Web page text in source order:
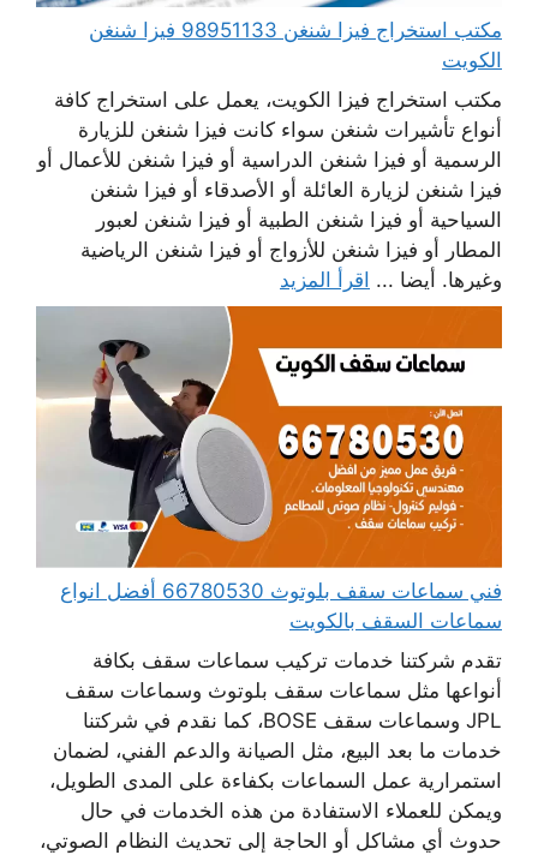
مكتب استخراج فيزا شنغن 98951133 فيزا شنغن
الكويت
مكتب استخراج فيزا الكويت، يعمل على استخراج كافة
أنواع تأشيرات شنغن سواء كانت فيزا شنغن للزيارة
الرسمية أو فيزا شنغن الدراسية أو فيزا شنغن للأعمال أو
فيزا شنغن لزيارة العائلة أو الأصدقاء أو فيزا شنغن
السياحية أو فيزا شنغن الطبية أو فيزا شنغن لعبور
المطار أو فيزا شنغن للأزواج أو فيزا شنغن الرياضية
وغيرها. أيضا ... اقرأ المزيد
فني سماعات سقف بلوتوث 66780530 أفضل انواع
سماعات السقف بالكويت
تقدم شركتنا خدمات تركيب سماعات سقف بكافة
أنواعها مثل سماعات سقف بلوتوث وسماعات سقف
JPL وسماعات سقف BOSE، كما نقدم في شركتنا
خدمات ما بعد البيع، مثل الصيانة والدعم الفني، لضمان
استمرارية عمل السماعات بكفاءة على المدى الطويل،
ويمكن للعملاء الاستفادة من هذه الخدمات في حال
حدوث أي مشاكل أو الحاجة إلى تحديث النظام الصوتي،